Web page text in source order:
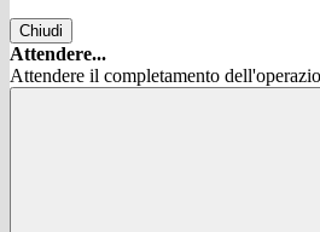
Chiudi
Attendere...
Attendere il completamento